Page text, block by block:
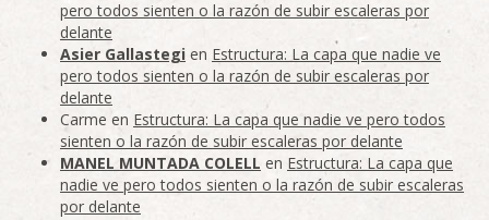
pero todos sienten o la razón de subir escaleras por
delante
Asier Gallastegi en Estructura: La capa que nadie ve
pero todos sienten o la razón de subir escaleras por
delante
Carme en Estructura: La capa que nadie ve pero todos
sienten o la razón de subir escaleras por delante
MANEL MUNTADA COLELL en Estructura: La capa que
nadie ve pero todos sienten o la razón de subir escaleras
por delante